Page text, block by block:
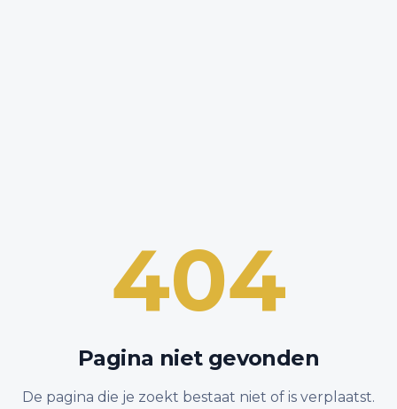
404
Pagina niet gevonden
De pagina die je zoekt bestaat niet of is verplaatst.